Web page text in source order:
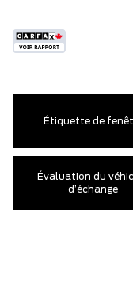
Étiquette de
Évaluation du
d’échange